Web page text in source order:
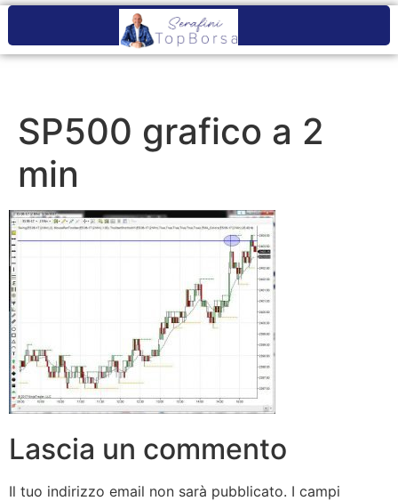
SP500 grafico a 2
min
Lascia un commento
Il tuo indirizzo email non sarà pubblicato. I campi